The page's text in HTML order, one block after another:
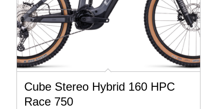
Cube Stereo Hybrid 160 HPC
Race 750